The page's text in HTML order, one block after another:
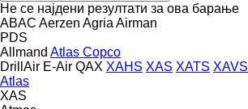
Не се најдени резултати за ова барање
ABAC Aerzen Agria Airman
PDS
Allmand Atlas Copco
DrillAir E-Air QAX XAHS XAS XATS XAVS
Atlas
XAS